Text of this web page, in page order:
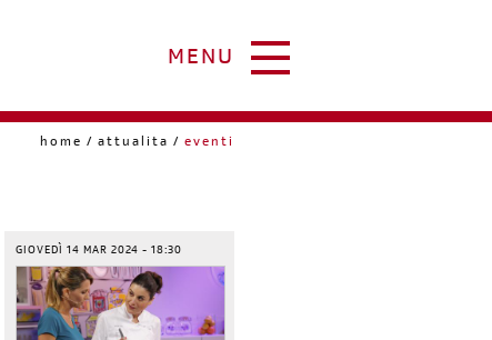
MENU
home attualita eventi
GIOVEDÌ 14 MAR 2024 - 18:30